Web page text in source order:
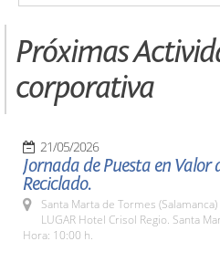
Próximas
corporativa
21/05/2026
Jornada de Puesta en Valor
Reciclado.
Santa Marta de Tormes (Salamanca)
LUGAR Hotel Crisol Regio. Santa
Hora: 10:00 h.